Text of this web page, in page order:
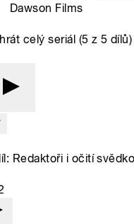
Dawson Films
celý seriál (5 z 5 dílů)
Redaktoři i očití